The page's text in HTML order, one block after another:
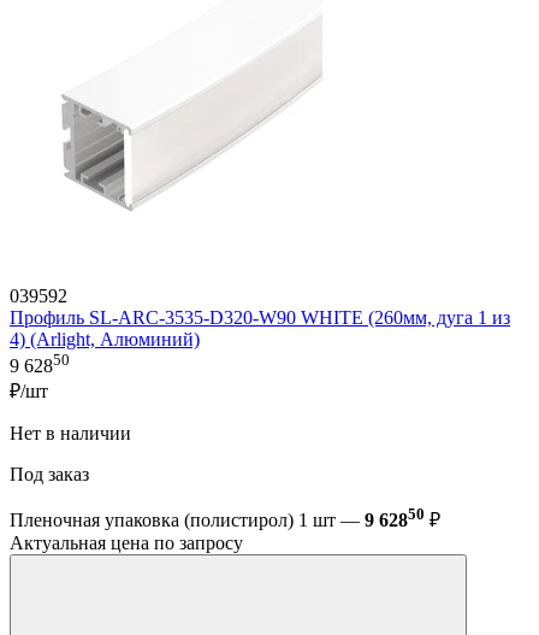
039592
Профиль SL-ARC-3535-D320-W90 WHITE (260мм, дуга 1 из
4) (Arlight, Алюминий)
9 62850
₽/шт
Нет в наличии
Под заказ
Пленочная упаковка (полистирол) 1 шт — 9 62850 ₽
Актуальная цена по запросу